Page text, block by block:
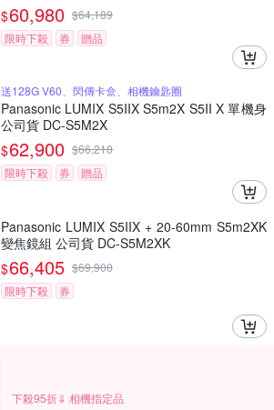
$60,980 $64,189
限時下殺
券 贈品
送128G V60、閃傳卡盒、相機鑰匙圈
Panasonic LUMIX S5IIX S5m2X S5II X 單機身
公司貨 DC-S5M2X
$62,900 $66,210
限時下殺
券 贈品
Panasonic LUMIX S5IIX + 20-60mm S5m2XK
變焦鏡組 公司貨 DC-S5M2XK
$66,405 $69,900
限時下殺
券
下殺95折⇓ 相機指定品